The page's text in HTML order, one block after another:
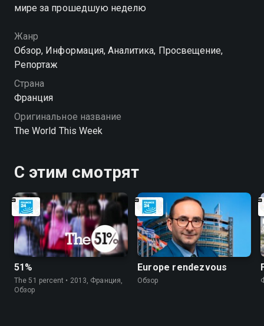
мире за прошедшую неделю
Жанр
Обзор, Информация, Аналитика, Просвещение,
Репортаж
Страна
Франция
Оригинальное название
The World This Week
С этим смотрят
51%
The 51 percent • 2013, Франция,
Обзор
Europe rendezvous
Обзор